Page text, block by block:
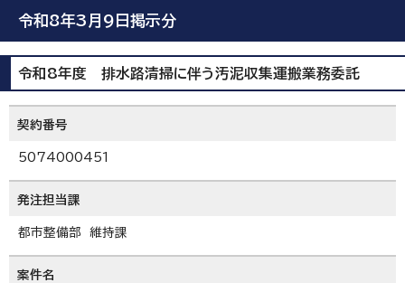
令和8年3月9日掲示分
令和8年度 排水路清掃に伴う汚泥収集運搬業務委託
契約番号
5074000451
発注担当課
都市整備部 維持課
案件名